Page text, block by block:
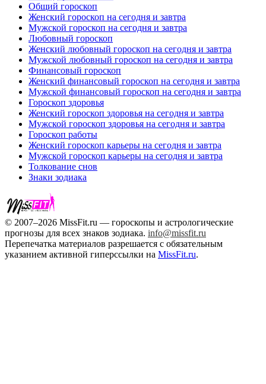
Общий гороскоп
Женский гороскоп на сегодня и завтра
Мужской гороскоп на сегодня и завтра
Любовный гороскоп
Женский любовный гороскоп на сегодня и завтра
Мужской любовный гороскоп на сегодня и завтра
Финансовый гороскоп
Женский финансовый гороскоп на сегодня и завтра
Мужской финансовый гороскоп на сегодня и завтра
Гороскоп здоровья
Женский гороскоп здоровья на сегодня и завтра
Мужской гороскоп здоровья на сегодня и завтра
Гороскоп работы
Женский гороскоп карьеры на сегодня и завтра
Мужской гороскоп карьеры на сегодня и завтра
Толкование снов
Знаки зодиака
© 2007–2026 MissFit.ru — гороскопы и астрологические
прогнозы для всех знаков зодиака. info@missfit.ru
Перепечатка материалов разрешается с обязательным
указанием активной гиперссылки на MissFit.ru.